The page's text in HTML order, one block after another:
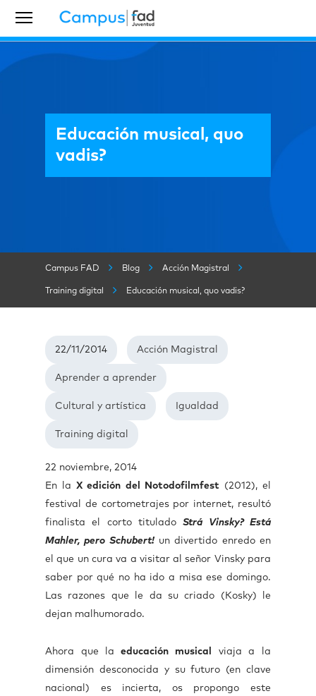
Educación musical, quo
vadis?
Campus FAD Blog Acción Magistral
Training digital Educación musical, quo vadis?
22/11/2014 Acción Magistral
Aprender a aprender
Cultural y artística Igualdad
Training digital
22 noviembre, 2014
En laX edición del Notodofilmfest(2012), el
festival de cortometrajes por internet, resultó
finalista el corto tituladoStrá Vinsky? Está
Mahler, pero Schubert! un divertido enredo en
el que un cura va a visitar al señor Vinsky para
saber por qué no ha ido a misa ese domingo.
Las razones que le da su criado (Kosky) le
dejan malhumorado.
Ahora que la educación musical
viaja a la
dimensión desconocida y su futuro (en clave
nacional) es incierta, os propongo este